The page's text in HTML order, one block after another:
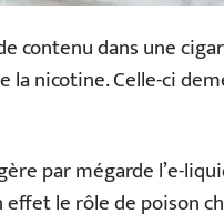
contenu dans une
la nicotine. Celle-ci
par mégarde l’e-
le rôle de poison